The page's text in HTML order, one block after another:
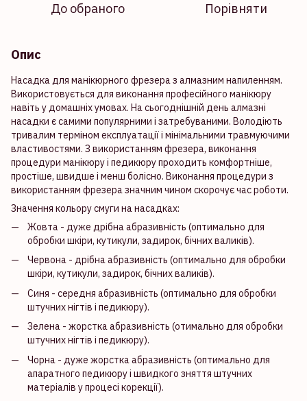
До обраного Порівняти
Опис
Насадка для манікюрного фрезера з алмазним напиленням.
Використовується для виконання професійного манікюру
навіть у домашніх умовах. На сьогоднішній день алмазні
насадки є самими популярними і затребуваними. Володіють
тривалим терміном експлуатації і мінімальними травмуючими
властивостями. З використанням фрезера, виконання
процедури манікюру і педикюру проходить комфортніше,
простіше, швидше і менш болісно. Виконання процедури з
використанням фрезера значним чином скорочує час роботи.
Значення кольору смуги на насадках:
Жовта - дуже дрібна абразивність (оптимально для
обробки шкіри, кутикули, задирок, бічних валиків).
Червона - дрібна абразивність (оптимально для обробки
шкіри, кутикули, задирок, бічних валиків).
Синя - середня абразивність (оптимально для обробки
штучних нігтів і педикюру).
Зелена - жорстка абразивність (отимально для обробки
штучних нігтів і педикюру).
Чорна - дуже жорстка абразивність (оптимально для
апаратного педикюру і швидкого зняття штучних
матеріалів у процесі корекції).